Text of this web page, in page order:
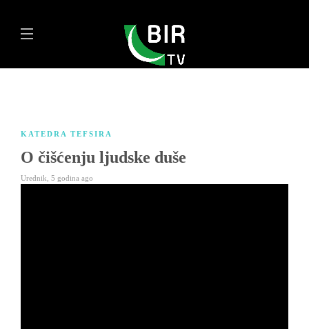
KATEDRA TEFSIRA
O čišćenju ljudske duše
Urednik 5 godina ago